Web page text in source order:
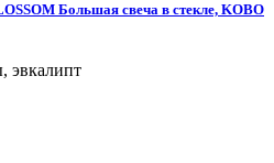
Большая свеча в стекле, KOBO
эвкалипт